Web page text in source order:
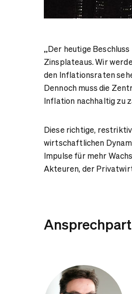
„Der heutige
Zinsplateaus. Wir
den Inflationsraten
Dennoch muss die
Inflation nachhaltig zu
Diese richtige,
wirtschaftlichen
Impulse für mehr
Akteuren, der